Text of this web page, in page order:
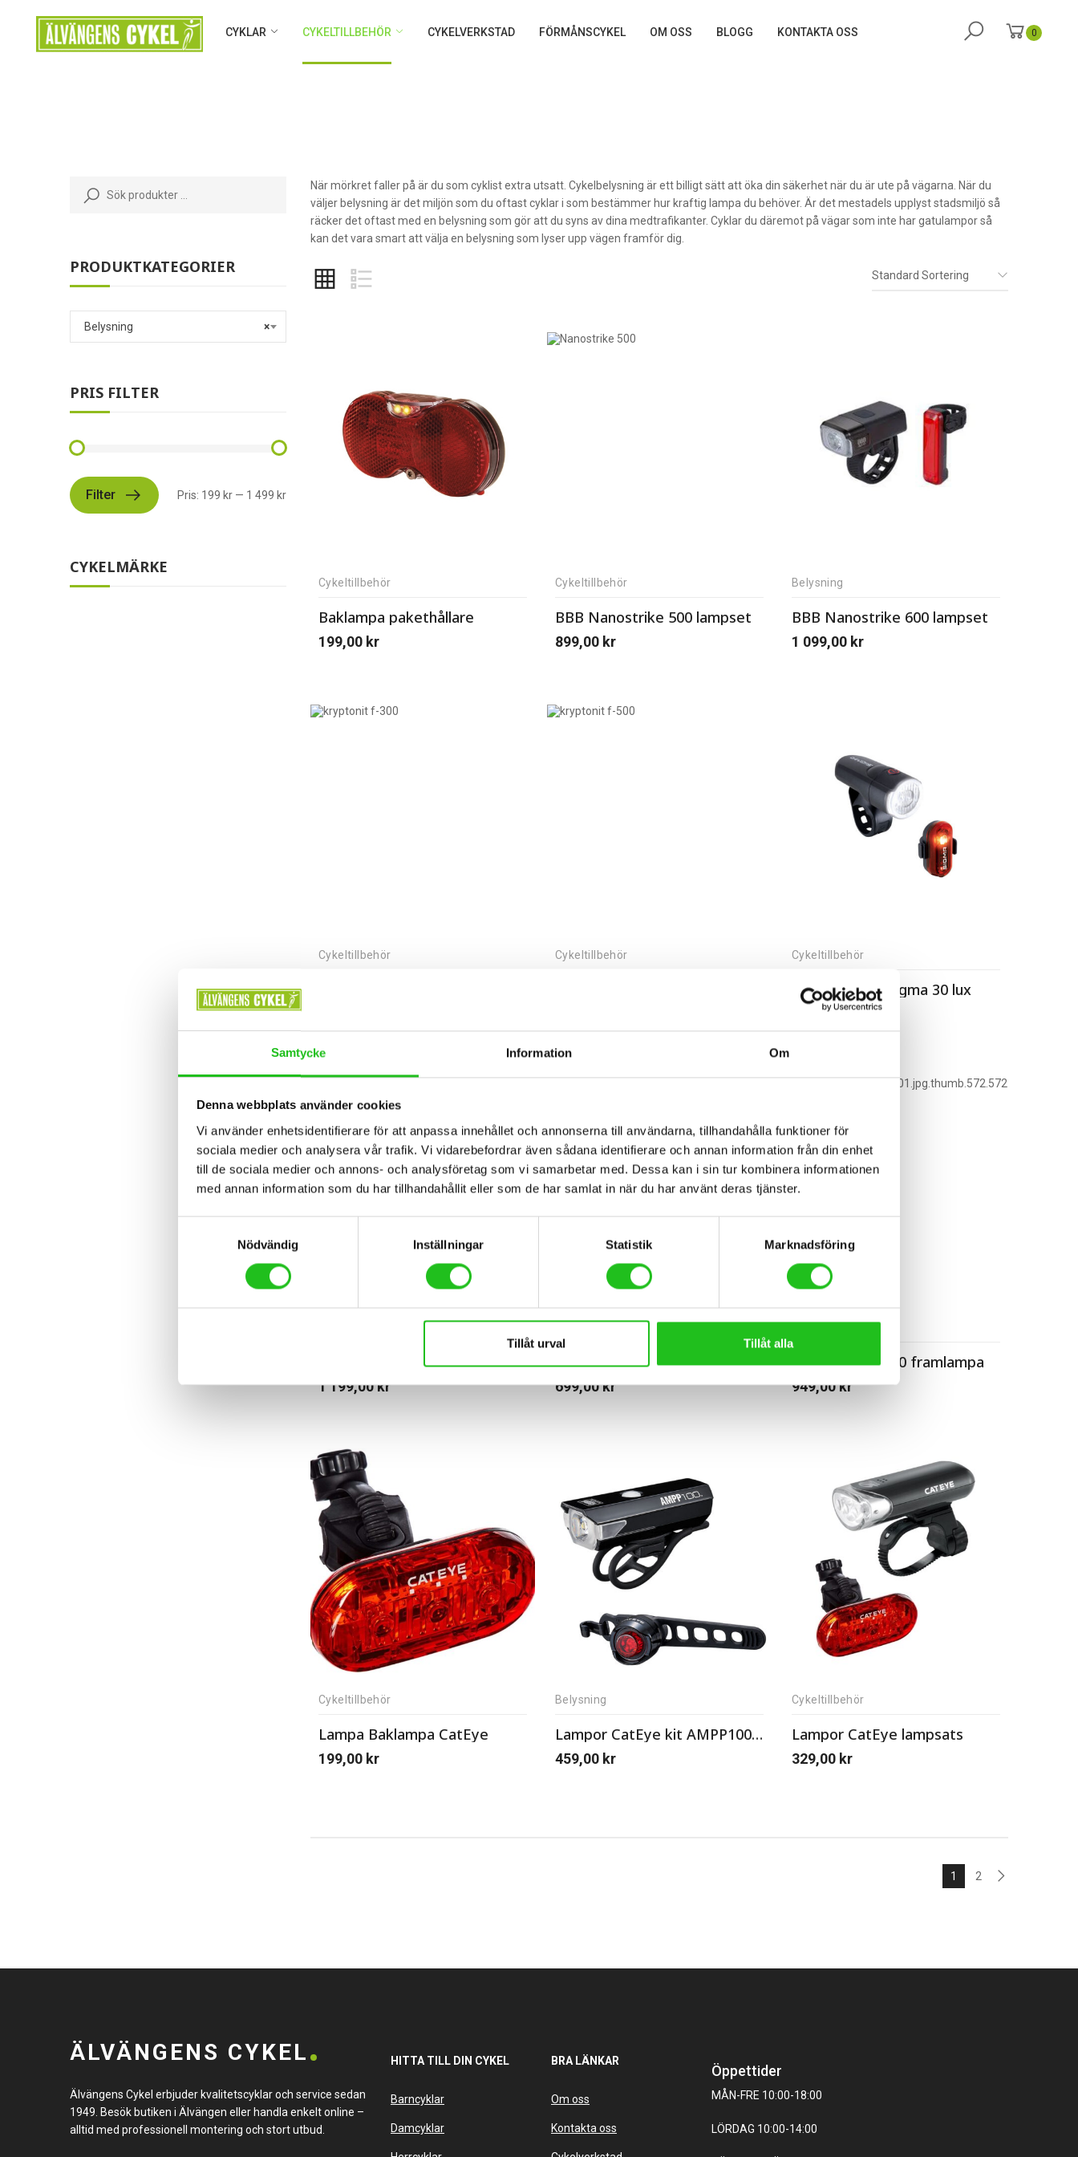
Samtycke Information Om
Denna webbplats använder cookies
Vi använder enhetsidentifierare för att anpassa innehållet och annonserna till användarna, tillhandahålla funktioner för
sociala medier och analysera vår trafik. Vi vidarebefordrar även sådana identifierare och annan information från din enhet
till de sociala medier och annons- och analysföretag som vi samarbetar med. Dessa kan i sin tur kombinera informationen
med annan information som du har tillhandahållit eller som de har samlat in när du har använt deras tjänster.
Nödvändig
Inställningar Statistik Marknadsföring
Tillåt urval Tillåt alla
CYKLAR CYKELTILLBEHÖR CYKELVERKSTAD FÖRMÅNSCYKEL OM OSS BLOGG KONTAKTA OSS 0
PRODUKTKATEGORIER
×
Belysning
PRIS FILTER
Filter Pris: 199 kr — 1 499 kr
CYKELMÄRKE
När mörkret faller på är du som cyklist extra utsatt. Cykelbelysning är ett billigt sätt att öka din säkerhet när du är ute på vägarna. När du
väljer belysning är det miljön som du oftast cyklar i som bestämmer hur kraftig lampa du behöver. Är det mestadels upplyst stadsmiljö så
räcker det oftast med en belysning som gör att du syns av dina medtrafikanter. Cyklar du däremot på vägar som inte har gatulampor så
kan det vara smart att välja en belysning som lyser upp vägen framför dig.
Standard Sortering
Cykeltillbehör
Baklampa pakethållare
199,00 kr
Cykeltillbehör
BBB Nanostrike 500 lampset
899,00 kr
Belysning
BBB Nanostrike 600 lampset
1 099,00 kr
Cykeltillbehör Cykeltillbehör Cykeltillbehör
Belysning set Sigma 30 lux
419,00kr
Knog Blinder 1300 framlampa
1 199,00kr
Knog Blinder 600 framlampa
699,00kr
Knog Blinder 900 framlampa
949,00kr
Cykeltillbehör
Lampa Baklampa CatEye
199,00 kr
Belysning
Lampor CatEye kit AMPP100 och ORB
459,00 kr
Cykeltillbehör
Lampor CatEye lampsats
329,00 kr
1 2
ÄLVÄNGENS CYKEL
Älvängens Cykel erbjuder kvalitetscyklar och service sedan
1949. Besök butiken i Älvängen eller handla enkelt online –
alltid med professionell montering och stort utbud.
HITTA TILL DIN CYKEL
Barncyklar
Damcyklar
BRA LÄNKAR
Om oss
Kontakta oss
Öppettider
MÅN-FRE 10:00-18:00
LÖRDAG 10:00-14:00